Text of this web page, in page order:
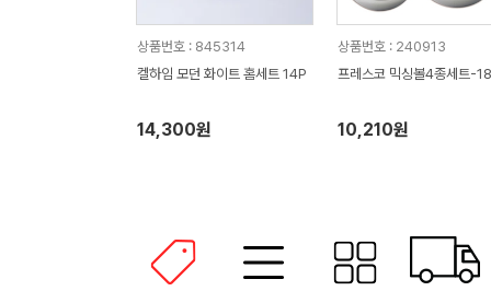
상품번호 : 845314
켈하임 모던 화이트 홈세트 14P
14,300원
상품번호 : 240913
프레스코 믹싱볼4종세트-
10,210원